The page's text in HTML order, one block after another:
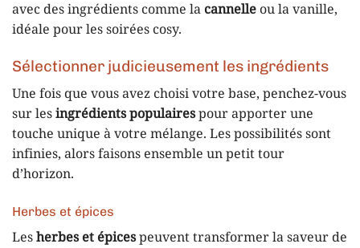
avec des ingrédients comme la cannelleou la vanille,
idéale pour les soirées cosy.
Sélectionner judicieusement les ingrédients
Une fois que vous avez choisi votre base, penchez-vous
sur lesingrédients populairespour apporter une
touche unique à votre mélange. Les possibilités sont
infinies, alors faisons ensemble un petit tour
d’horizon.
Herbes et épices
Lesherbes et épicespeuvent transformer la saveur de